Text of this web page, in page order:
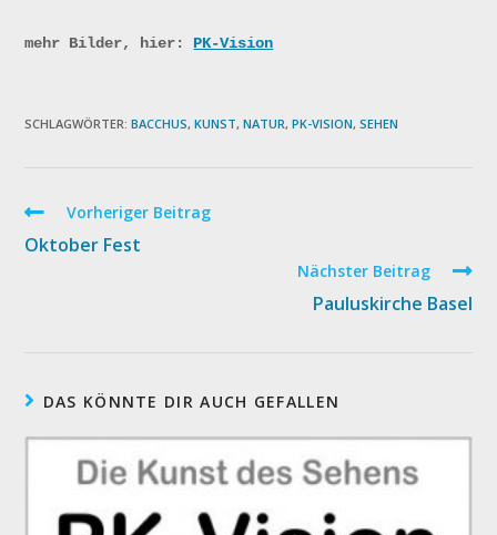
mehr Bilder, hier: PK-Vision
SCHLAGWÖRTER:BACCHUS, KUNST, NATUR, PK-VISION, SEHEN
Weitere
ansehen
Vorheriger Beitrag
Oktober Fest
Nächster Beitrag
Pauluskirche Basel
DAS KÖNNTE DIR AUCH GEFALLEN